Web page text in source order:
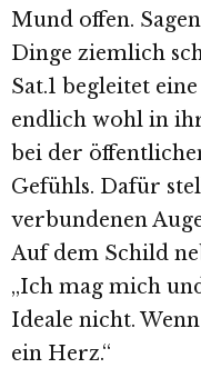
Mund offen.
Dinge ziemlich
Sat.1 begleitet
endlich wohl in
bei der
Gefühls. Dafür
verbundenen
Auf dem Schild
„Ich mag mich
Ideale nicht.
ein Herz.“